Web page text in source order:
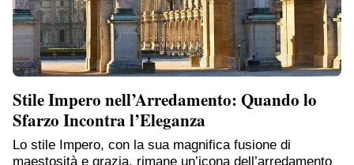
Stile Impero nell’Arredamento: Quando lo
Sfarzo Incontra l’Eleganza
Lo stile Impero, con la sua magnifica fusione di
maestosità e grazia, rimane un’icona dell’arredamento